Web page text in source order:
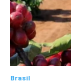
Brasil